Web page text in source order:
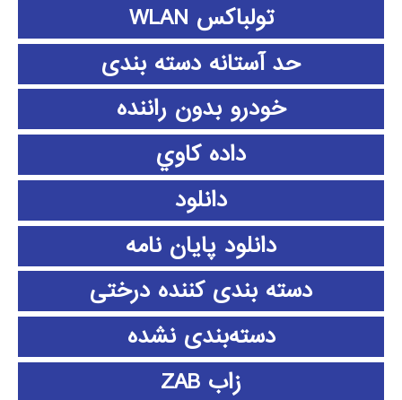
تولباکس WLAN
حد آستانه دسته بندی
خودرو بدون راننده
داده كاوي
دانلود
دانلود پايان نامه
دسته بندی کننده درختی
دسته‌بندی نشده
زاب ZAB